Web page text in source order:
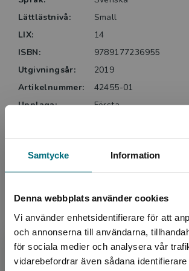
Samtycke Information
Denna webbplats använder cookies
Vi använder enhetsidentifierare för att
och annonserna till användarna,
för sociala medier och analysera vår
vidarebefordrar även sådana
Begränsad
Lättlästnivå:
Small
LIX:
14
ISBN:
9789177236955
Utgivningsår:
2019
Artikelnummer:
42455-01
Upplaga:
Första
Köp- och leveransvillkor